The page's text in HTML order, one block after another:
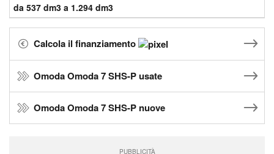
da 537 dm3 a 1.294 dm3
Calcola il finanziamento
Omoda Omoda 7 SHS-P usate
Omoda Omoda 7 SHS-P nuove
PUBBLICITÀ